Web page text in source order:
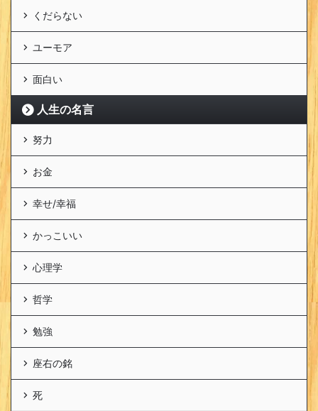
くだらない
ユーモア
面白い
人生の名言
努力
お金
幸せ/幸福
かっこいい
心理学
哲学
勉強
座右の銘
死